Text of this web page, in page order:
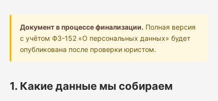
Документ в процессе финализации. Полная версия
с учётом ФЗ-152 «О персональных данных» будет
опубликована после проверки юристом.
1. Какие данные мы собираем